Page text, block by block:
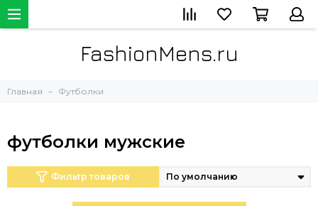
FashionMens.ru
Главная Футболки
футболки мужские
Фильтр товаров